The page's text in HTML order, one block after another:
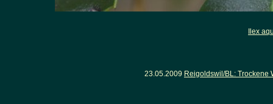
Ilex
23.05.2009 Reigoldswil/BL: Trockene